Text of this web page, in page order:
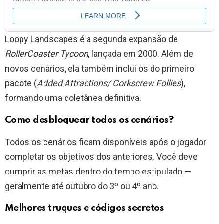
Loopy Landscapes é a segunda expansão de
RollerCoaster Tycoon, lançada em 2000. Além de
novos cenários, ela também inclui os do primeiro
pacote (Added Attractions/ Corkscrew Follies),
formando uma coletânea definitiva.
Como desbloquear todos os cenários?
Todos os cenários ficam disponíveis após o jogador
completar os objetivos dos anteriores. Você deve
cumprir as metas dentro do tempo estipulado —
geralmente até outubro do 3º ou 4º ano.
Melhores truques e códigos secretos